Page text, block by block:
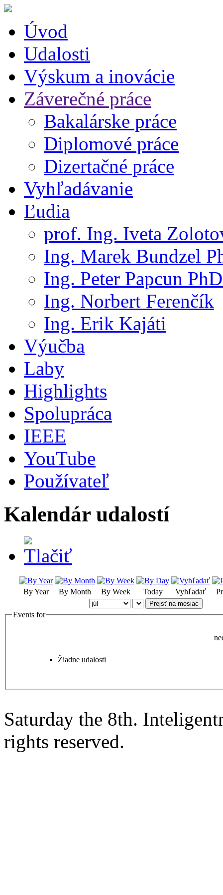
Úvod
Udalosti
Výskum a inovácie
Záverečné práce
Bakalárske práce
Diplomové práce
Dizertačné práce
Vyhľadávanie
Ľudia
prof. Ing. Iveta
Ing. Marek Bundzel
Ing. Peter Papcun
Ing. Norbert Ferenčík
Ing. Erik Kajáti
Výučba
Laby
Highlights
Spolupráca
IEEE
YouTube
Používateľ
Kalendár udalostí
By Year By Month By Week Today Vyhľadať
Prejsť na mesiac
Events for
Žiadne udalosti
Saturday the 8th.
rights reserved.